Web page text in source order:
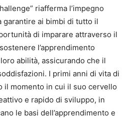
riafferma l’impegno
garantire ai bimbi di tutto il
di imparare attraverso il
l’apprendimento
abilità, assicurando che il
I primi anni di vita di
il momento in cui il suo cervello
e rapido di sviluppo, in
le basi dell’apprendimento e